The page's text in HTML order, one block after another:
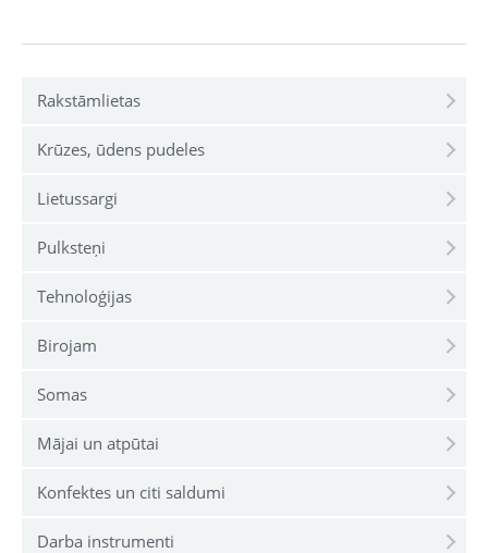
Rakstāmlietas
Krūzes, ūdens pudeles
Lietussargi
Pulksteņi
Tehnoloģijas
Birojam
Somas
Mājai un atpūtai
Konfektes un citi saldumi
Darba instrumenti